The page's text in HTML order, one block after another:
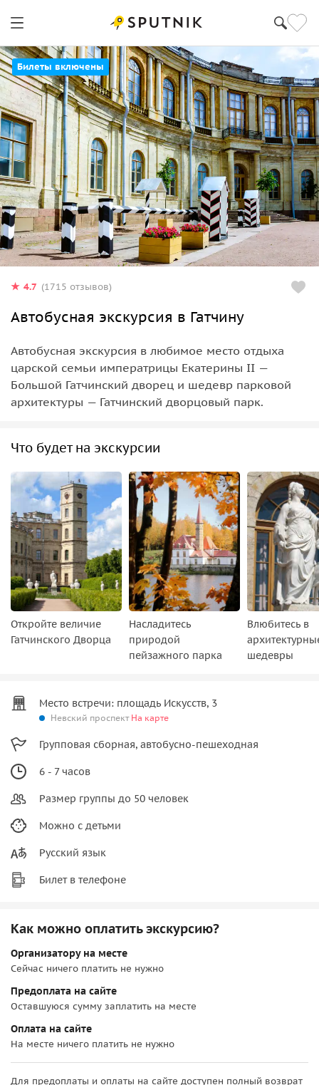
Билеты включены
4.7 (1715 отзывов)
Автобусная экскурсия в Гатчину
Автобусная экскурсия в любимое место отдыха
царской семьи императрицы Екатерины II —
Большой Гатчинский дворец и шедевр парковой
архитектуры — Гатчинский дворцовый парк.
Что будет на экскурсии
Откройте величие
Гатчинского Дворца
Насладитесь
природой
пейзажного парка
Влюбитесь в
шедевры
Место встречи: площадь Искусств, 3
Невский проспект На карте
Групповая сборная, автобусно-пешеходная
6 - 7 часов
Размер группы до 50 человек
Можно с детьми
Русский язык
Билет в телефоне
Как можно оплатить экскурсию?
Организатору на месте
Сейчас ничего платить не нужно
Предоплата на сайте
Оставшуюся сумму заплатить на месте
Оплата на сайте
На месте ничего платить не нужно
Для предоплаты и оплаты на сайте доступен полный возврат